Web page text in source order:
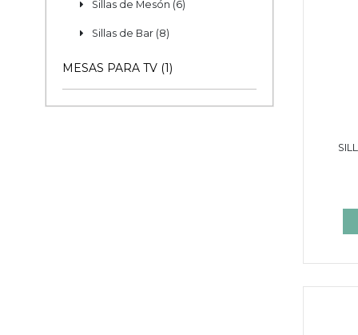
Sillas de Mesón (6)
Sillas de Bar (8)
MESAS PARA TV (1)